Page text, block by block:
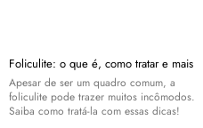
Foliculite: o que é, como tratar e mais
Apesar de ser um quadro comum, a
foliculite pode trazer muitos incômodos.
Saiba como tratá-la com essas dicas!